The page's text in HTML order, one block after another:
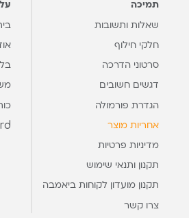
תמיכה
שאלות ותשובות
חלקי חילוף
סרטוני הדרכה
דגשים חשובים
הגדרת פורמולה
אחריות מוצר
מדיניות פרטיות
תקנון ותנאי שימוש
תקנון מועדון לקוחות ביאמבה
צרו קשר